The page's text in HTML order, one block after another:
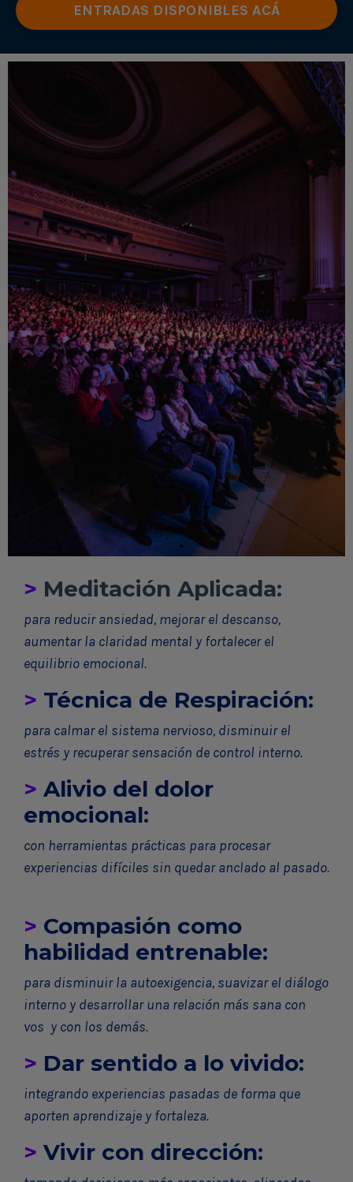
ENTRADAS DISPONIBLES ACÁ
> Meditación Aplicada:
para reducir ansiedad, mejorar el descanso,
aumentar la claridad mental y fortalecer el
equilibrio emocional.
> Técnica de Respiración:
para calmar el sistema nervioso, disminuir el
estrés y recuperar sensación de control interno.
> Alivio del dolor
emocional:
con herramientas prácticas para procesar
experiencias difíciles sin quedar anclado al pasado.
> Compasión como
habilidad entrenable:
para disminuir la autoexigencia, suavizar el diálogo
interno y desarrollar una relación más sana con
vos y con los demás.
> Dar sentido a lo vivido:
integrando experiencias pasadas de forma que
aporten aprendizaje y fortaleza.
> Vivir con dirección: